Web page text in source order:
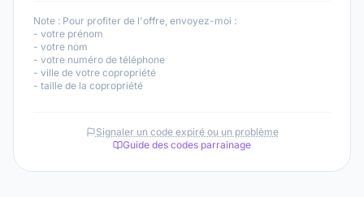
Note : Pour profiter de l'offre, envoyez-moi :
- votre prénom
- votre nom
- votre numéro de téléphone
- ville de votre copropriété
- taille de la copropriété
Signaler un code expiré ou un problème
Guide des codes parrainage